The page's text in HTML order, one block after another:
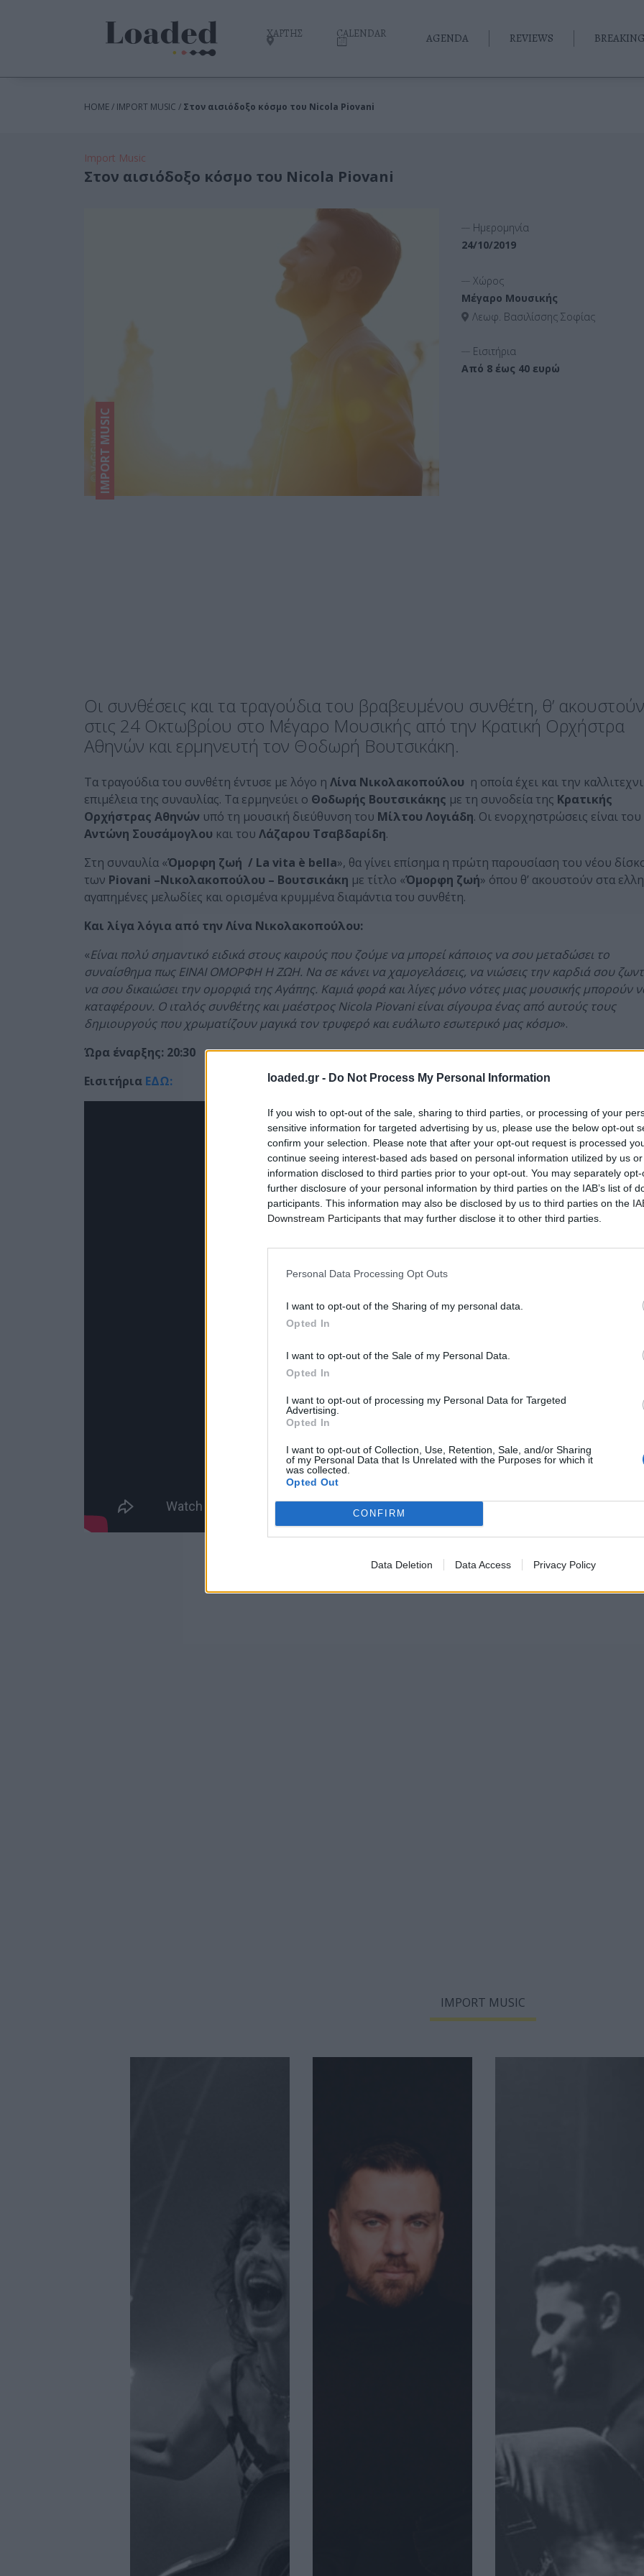
loaded.gr - Do Not Process My Personal Information
If you wish to opt-out of the sale, sharing to third parties, or processing of your
sensitive information for targeted advertising by us, please use the below opt-out
confirm your selection. Please note that after your opt-out request is processed
continue seeing interest-based ads based on personal information utilized by us
information disclosed to third parties prior to your opt-out. You may separately
further disclosure of your personal information by third parties on the IAB’s list of
participants. This information may also be disclosed by us to third parties on the
Downstream Participants that may further disclose it to other third parties.
Personal Data Processing Opt Outs
I want to opt-out of the Sharing of my personal data.
Opted In
I want to opt-out of the Sale of my Personal Data.
Opted In
I want to opt-out of processing my Personal Data for Targeted
Advertising.
Opted In
I want to opt-out of Collection, Use, Retention, Sale, and/or Sharing
of my Personal Data that Is Unrelated with the Purposes for which it
was collected.
Opted Out
CONFIRM
Data Deletion Data Access Privacy Policy
ΧΑΡΤΗΣ CALENDAR AGENDA REVIEWS BREAKING
HOME / IMPORT MUSIC / Στον αισιόδοξο κόσμο του Nicola Piovani
Import Music
Στον αισιόδοξο κόσμο του Nicola Piovani
IMPORT MUSIC
Ημερομηνία
24/10/2019
Χώρος
Μέγαρο Μουσικής
Λεωφ. Βασιλίσσης Σοφίας
Εισιτήρια
Από 8 έως 40 ευρώ
Οι συνθέσεις και τα τραγούδια του βραβευμένου συνθέτη, θ’ ακουστούν
στις 24 Οκτωβρίου στο Μέγαρο Μουσικής από την Κρατική Ορχήστρα
Αθηνών και ερμηνευτή τον Θοδωρή Βουτσικάκη.
Τα τραγούδια του συνθέτη έντυσε με λόγο η Λίνα Νικολακοπούλου η οποία έχει και την
επιμέλεια της συναυλίας. Τα ερμηνεύει ο Θοδωρής Βουτσικάκης με τη συνοδεία της Κρατικής
Ορχήστρας Αθηνών υπό τη μουσική διεύθυνση του Μίλτου Λογιάδη. Οι ενορχηστρώσεις είναι του
Αντώνη Σουσάμογλου και του Λάζαρου Τσαβδαρίδη.
Στη συναυλία «Όμορφη ζωή / La vita è bella», θα γίνει επίσημα η πρώτη παρουσίαση του νέου
των Piovani –Νικολακοπούλου – Βουτσικάκη με τίτλο «Όμορφη ζωή» όπου θ’ ακουστούν στα
αγαπημένες μελωδίες και ορισμένα κρυμμένα διαμάντια του συνθέτη.
Και λίγα λόγια από την Λίνα Νικολακοπούλου:
«Είναι πολύ σημαντικό ειδικά στους καιρούς που ζούμε να μπορεί κάποιος να σου μεταδώσει το
συναίσθημα πως ΕΙΝΑΙ ΟΜΟΡΦΗ Η ΖΩΗ. Να σε κάνει να χαμογελάσεις, να νιώσεις την καρδιά σου
να σου δικαιώσει την ομορφιά της Αγάπης. Καμιά φορά και λίγες μόνο νότες μιας μουσικής μπορούν
καταφέρουν. Ο ιταλός συνθέτης και μαέστρος Nicola Piovani είναι σίγουρα ένας από αυτούς τους
δημιουργούς που χρωματίζουν μαγικά τον τρυφερό και ευάλωτο εσωτερικό μας κόσμο».
Ώρα έναρξης: 20:30
Εισιτήρια ΕΔΩ:
IMPORT MUSIC